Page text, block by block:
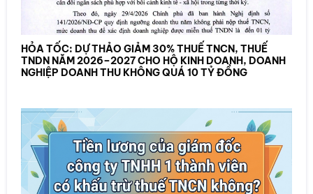
HỎA TỐC: DỰ THẢO GIẢM 30% THUẾ TNCN, THUẾ
TNDN NĂM 2026–2027 CHO HỘ KINH DOANH, DOANH
NGHIỆP DOANH THU KHÔNG QUÁ 10 TỶ ĐỒNG